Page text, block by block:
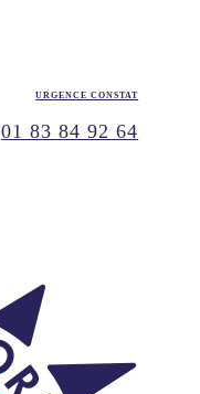
URGENCE CONSTAT
01 83 84 92 64